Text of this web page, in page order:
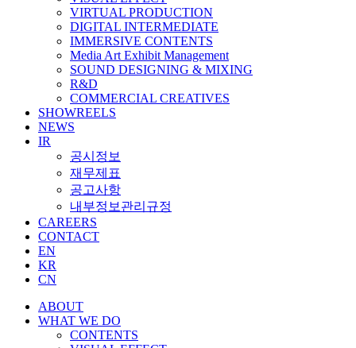
VIRTUAL PRODUCTION
DIGITAL INTERMEDIATE
IMMERSIVE CONTENTS
Media Art Exhibit Management
SOUND DESIGNING & MIXING
R&D
COMMERCIAL CREATIVES
SHOWREELS
NEWS
IR
공시정보
재무제표
공고사항
내부정보관리규정
CAREERS
CONTACT
EN
KR
CN
ABOUT
WHAT WE DO
CONTENTS